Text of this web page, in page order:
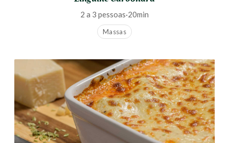
2 a 3 pessoas·20min
Massas